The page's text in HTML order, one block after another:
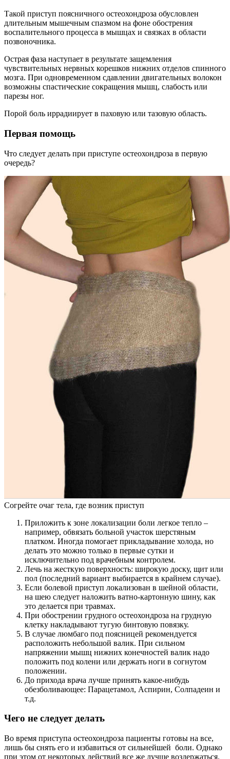
Такой приступ поясничного остеохондроза обусловлен
длительным мышечным спазмом на фоне обострения
воспалительного процесса в мышцах и связках в области
позвоночника.
Острая фаза наступает в результате защемления
чувствительных нервных корешков нижних отделов спинного
мозга. При одновременном сдавлении двигательных волокон
возможны спастические сокращения мышц, слабость или
парезы ног.
Порой боль иррадиирует в паховую или тазовую область.
Первая помощь
Что следует делать при приступе остеохондроза в первую
очередь?
Согрейте очаг тела, где возник приступ
Приложить к зоне локализации боли легкое тепло –
например, обвязать больной участок шерстяным
платком. Иногда помогает прикладывание холода, но
делать это можно только в первые сутки и
исключительно под врачебным контролем.
Лечь на жесткую поверхность: широкую доску, щит или
пол (последний вариант выбирается в крайнем случае).
Если болевой приступ локализован в шейной области,
на шею следует наложить ватно-картонную шину, как
это делается при травмах.
При обострении грудного остеохондроза на грудную
клетку накладывают тугую бинтовую повязку.
В случае люмбаго под поясницей рекомендуется
расположить небольшой валик. При сильном
напряжении мышц нижних конечностей валик надо
положить под колени или держать ноги в согнутом
положении.
До прихода врача лучше принять какое-нибудь
обезболивающее: Парацетамол, Аспирин, Солпадеин и
т.д.
Чего не следует делать
Во время приступа остеохондроза пациенты готовы на все,
лишь бы снять его и избавиться от сильнейшей боли. Однако
при этом от некоторых действий все же лучше воздержаться.